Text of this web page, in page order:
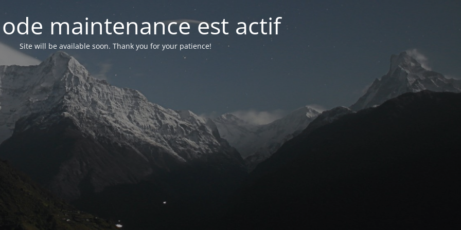
maintenance est actif
Site will be available soon. Thank you for your patience!